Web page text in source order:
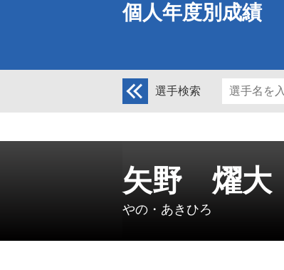
個人年度別成績
選手検索
矢野 燿大
やの・あきひろ